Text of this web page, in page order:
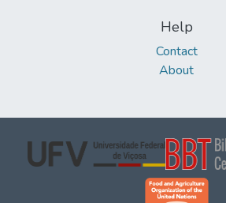
Help
Contact
About